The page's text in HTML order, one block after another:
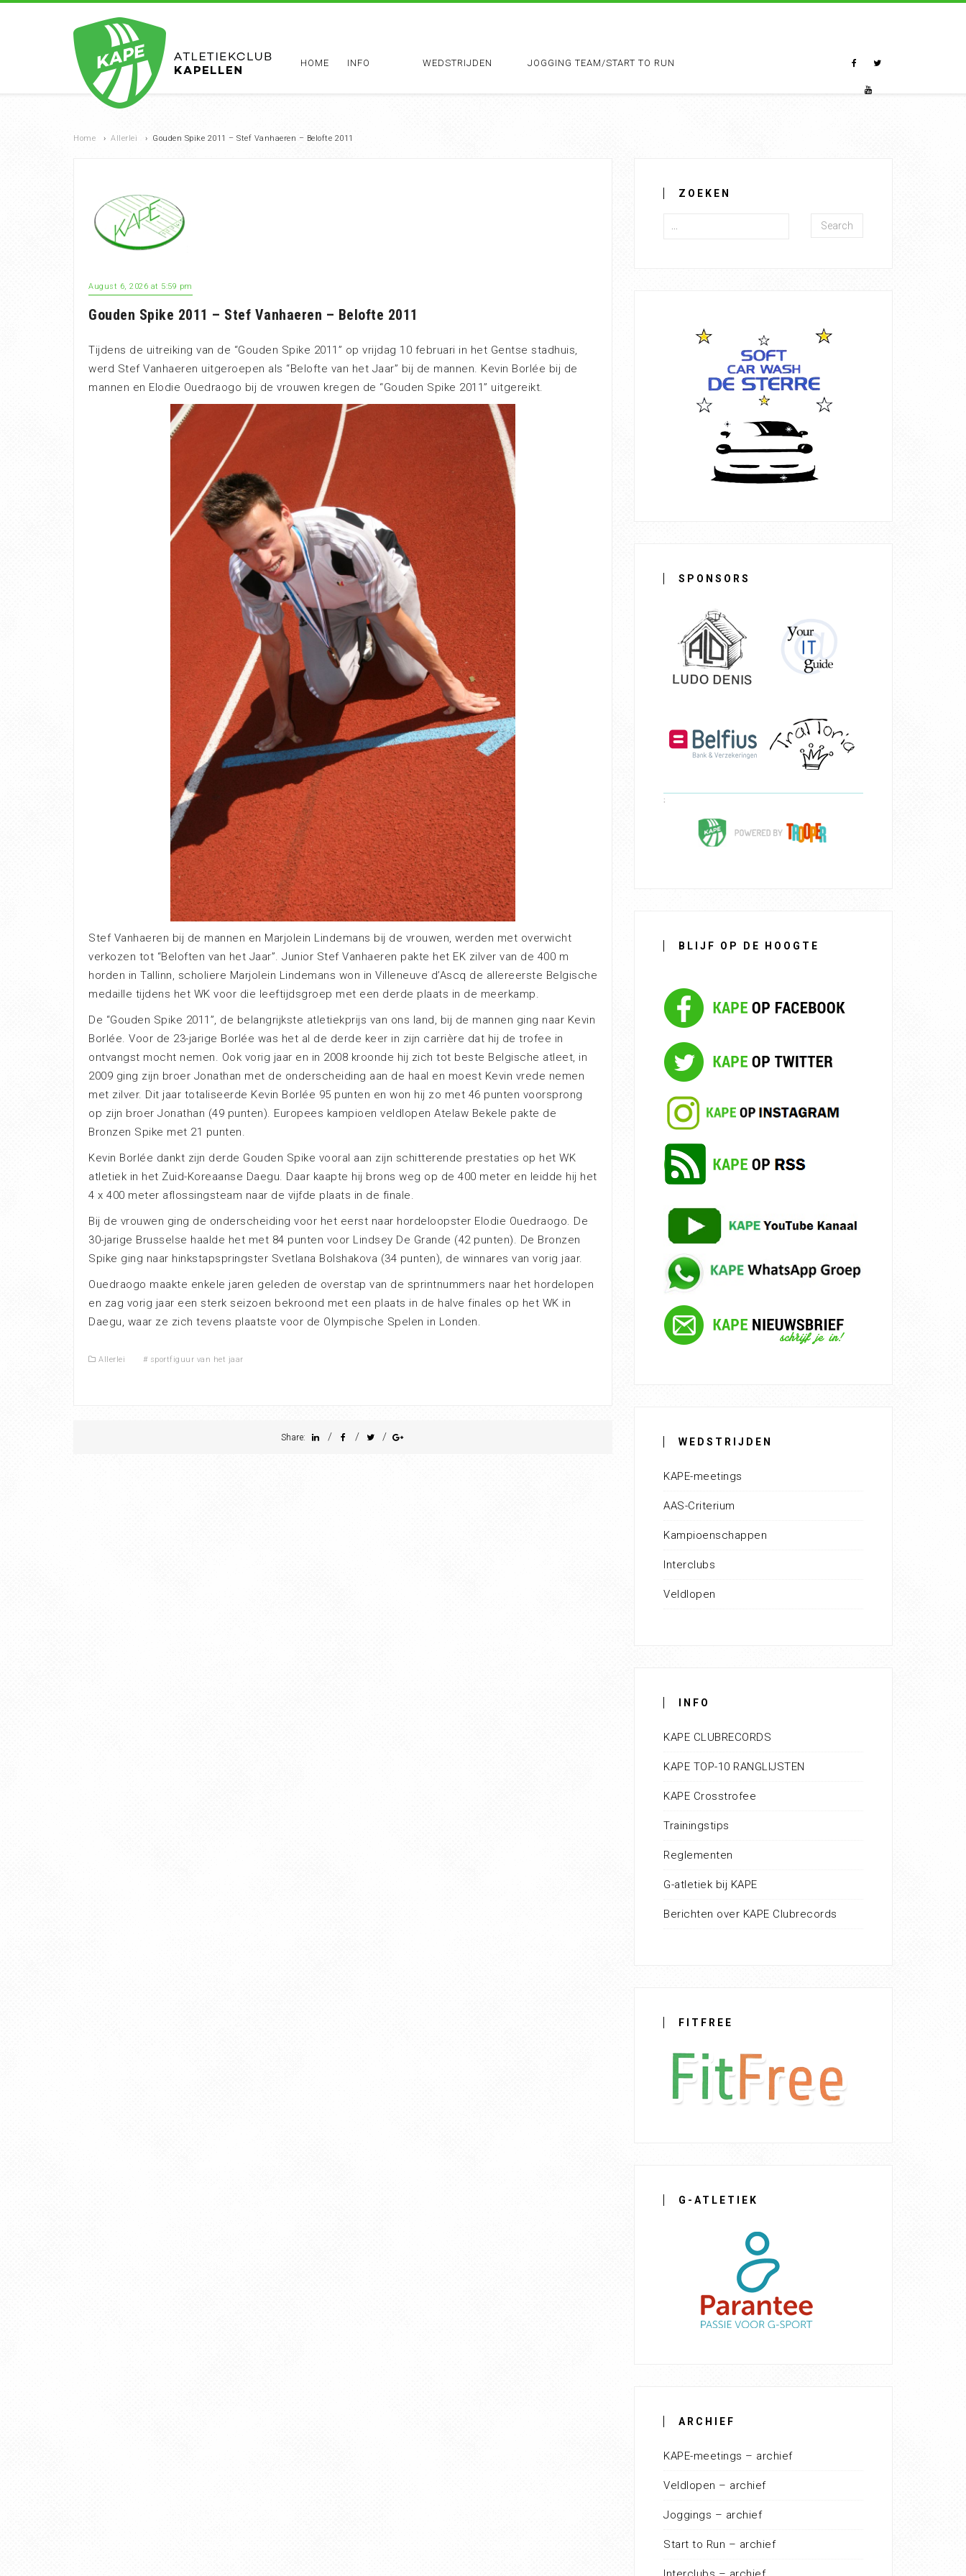
HOME INFO WEDSTRIJDEN JOGGING TEAM/START TO RUN
Home › Allerlei › Gouden Spike 2011 – Stef Vanhaeren – Belofte 2011
August 6, 2026 at 5:59 pm
Gouden Spike 2011 – Stef Vanhaeren – Belofte 2011
Tijdens de uitreiking van de “Gouden Spike 2011” op vrijdag 10 februari in het Gentse stadhuis,
werd Stef Vanhaeren uitgeroepen als “Belofte van het Jaar” bij de mannen. Kevin Borlée bij de
mannen en Elodie Ouedraogo bij de vrouwen kregen de “Gouden Spike 2011” uitgereikt.
Stef Vanhaeren bij de mannen en Marjolein Lindemans bij de vrouwen, werden met overwicht
verkozen tot “Beloften van het Jaar”. Junior Stef Vanhaeren pakte het EK zilver van de 400 m
horden in Tallinn, scholiere Marjolein Lindemans won in Villeneuve d’Ascq de allereerste Belgische
medaille tijdens het WK voor die leeftijdsgroep met een derde plaats in de meerkamp.
De “Gouden Spike 2011”, de belangrijkste atletiekprijs van ons land, bij de mannen ging naar Kevin
Borlée. Voor de 23-jarige Borlée was het al de derde keer in zijn carrière dat hij de trofee in
ontvangst mocht nemen. Ook vorig jaar en in 2008 kroonde hij zich tot beste Belgische atleet, in
2009 ging zijn broer Jonathan met de onderscheiding aan de haal en moest Kevin vrede nemen
met zilver. Dit jaar totaliseerde Kevin Borlée 95 punten en won hij zo met 46 punten voorsprong
op zijn broer Jonathan (49 punten). Europees kampioen veldlopen Atelaw Bekele pakte de
Bronzen Spike met 21 punten.
Kevin Borlée dankt zijn derde Gouden Spike vooral aan zijn schitterende prestaties op het WK
atletiek in het Zuid-Koreaanse Daegu. Daar kaapte hij brons weg op de 400 meter en leidde hij het
4 x 400 meter aflossingsteam naar de vijfde plaats in de finale.
Bij de vrouwen ging de onderscheiding voor het eerst naar hordeloopster Elodie Ouedraogo. De
30-jarige Brusselse haalde het met 84 punten voor Lindsey De Grande (42 punten). De Bronzen
Spike ging naar hinkstapspringster Svetlana Bolshakova (34 punten), de winnares van vorig jaar.
Ouedraogo maakte enkele jaren geleden de overstap van de sprintnummers naar het hordelopen
en zag vorig jaar een sterk seizoen bekroond met een plaats in de halve finales op het WK in
Daegu, waar ze zich tevens plaatste voor de Olympische Spelen in Londen.
Allerlei # sportfiguur van het jaar
Share: / / /
ZOEKEN
Search
SPONSORS
BLIJF OP DE HOOGTE
WEDSTRIJDEN
KAPE-meetings
AAS-Criterium
Kampioenschappen
Interclubs
Veldlopen
INFO
KAPE CLUBRECORDS
KAPE TOP-10 RANGLIJSTEN
KAPE Crosstrofee
Trainingstips
Reglementen
G-atletiek bij KAPE
Berichten over KAPE Clubrecords
FITFREE
G-ATLETIEK
ARCHIEF
KAPE-meetings – archief
Veldlopen – archief
Joggings – archief
Start to Run – archief